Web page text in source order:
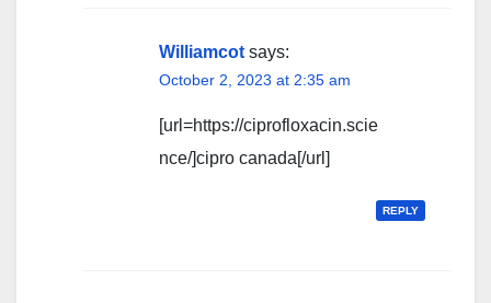
Williamcot says:
October 2, 2023 at 2:35 am
[url=https://ciprofloxacin.scie
nce/]cipro canada[/url]
REPLY